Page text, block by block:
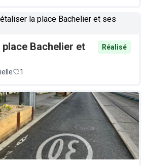
Bachelier et
Réalisé
1